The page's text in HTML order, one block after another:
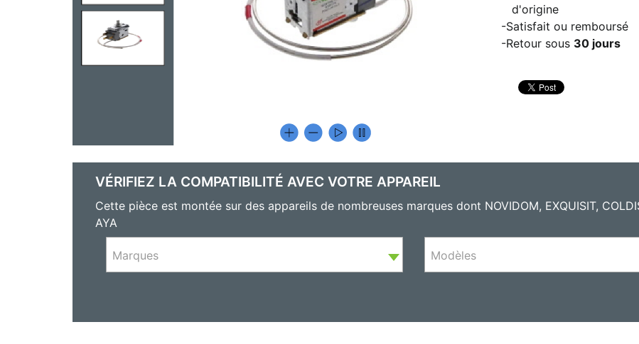
d'origine
Satisfait ou remboursé
Retour sous 30 jours
VÉRIFIEZ LA COMPATIBILITÉ AVEC VOTRE APPAREIL
Cette pièce est montée sur des appareils de nombreuses marques dont NOVIDOM, EXQUISIT,
AYA
Marques Modèles